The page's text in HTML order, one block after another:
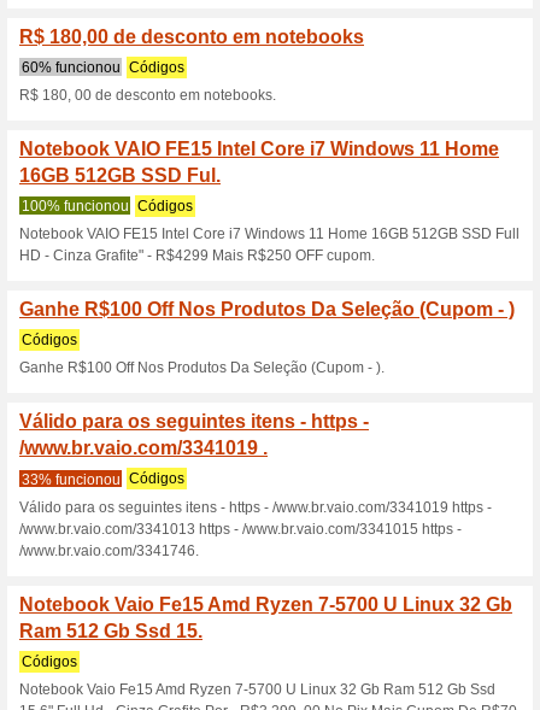
Descontos e
Notebook VAIO
RAM 256GB SSD
100% funcionou Códigos
Notebook VAIO FE15 Intel
6&apos;&apos; Full HD -
Cupom.
Mês Do Consumidor